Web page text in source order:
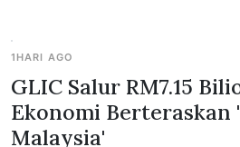
1HARI AGO
GLIC Salur RM7.15
Ekonomi Berteraskan
Malaysia'